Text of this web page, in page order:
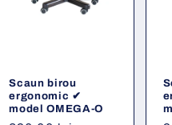
Scaun birou
ergonomic ✔
model OMEGA-O